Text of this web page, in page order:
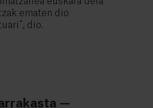
ematen dio
dio.
—